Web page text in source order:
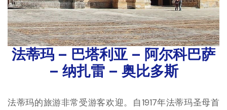
法蒂玛 – 巴塔利亚 – 阿尔科巴萨
– 纳扎雷 – 奥比多斯
法蒂玛的旅游非常受游客欢迎。自1917年法蒂玛圣母首